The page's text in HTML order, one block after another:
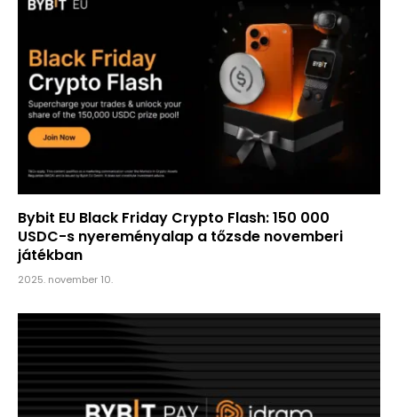
Bybit EU Black Friday Crypto Flash: 150 000
USDC-s nyereményalap a tőzsde novemberi
játékban
2025. november 10.